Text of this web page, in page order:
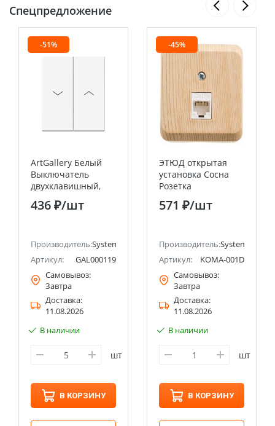
Спецпредложение
(ранее Schneider Electric)
-51%
ArtGallery Белый
Выключатель
двухклавишный,
для жалюзи, 2х сх.4,
10А, механизм
436 ₽/шт
Производитель:Systeme Electric (ранее Schneider Electric)
Артикул:
GAL000119
Самовывоз:
Завтра
Доставка:
11.08.2026
В наличии
шт
В КОРЗИНУ
-45%
ЭТЮД открытая
установка Сосна
Розетка
компьютерная RJ45
категория 5E
571 ₽/шт
Производитель:Systeme
Артикул:
KOMA-001D
Самовывоз:
Завтра
Доставка:
11.08.2026
В наличии
шт
В КОРЗИНУ